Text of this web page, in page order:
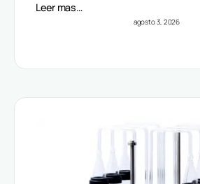
Leer mas…
agosto 3, 2026